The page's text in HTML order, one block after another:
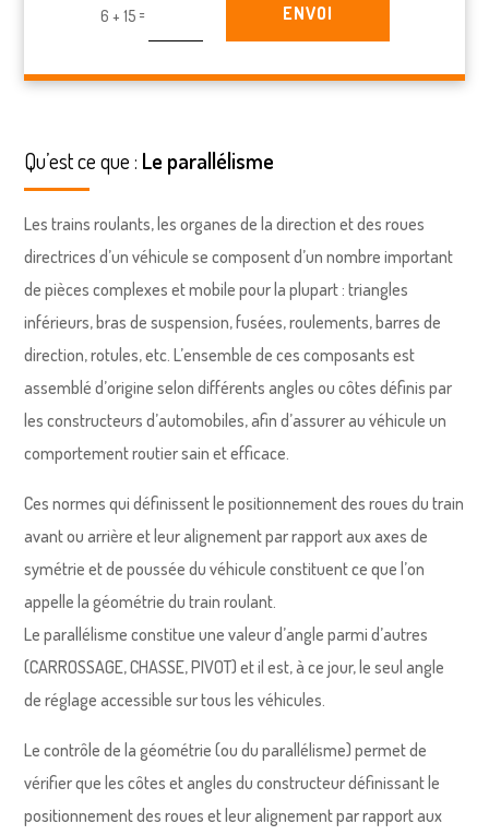
6 + 15= ENVOI
Qu’est ce que : Le parallélisme
Les trains roulants, les organes de la direction et des roues
directrices d’un véhicule se composent d’un nombre important
de pièces complexes et mobile pour la plupart : triangles
inférieurs, bras de suspension, fusées, roulements, barres de
direction, rotules, etc. L’ensemble de ces composants est
assemblé d’origine selon différents angles ou côtes définis par
les constructeurs d’automobiles, afin d’assurer au véhicule un
comportement routier sain et efficace.
Ces normes qui définissent le positionnement des roues du train
avant ou arrière et leur alignement par rapport aux axes de
symétrie et de poussée du véhicule constituent ce que l’on
appelle la géométrie du train roulant.
Le parallélisme constitue une valeur d’angle parmi d’autres
(CARROSSAGE, CHASSE, PIVOT) et il est, à ce jour, le seul angle
de réglage accessible sur tous les véhicules.
Le contrôle de la géométrie (ou du parallélisme) permet de
vérifier que les côtes et angles du constructeur définissant le
positionnement des roues et leur alignement par rapport aux